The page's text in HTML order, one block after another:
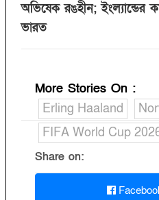
অভিষেক রঙহীন; ইংল্যান্ডের
ভারত
More Stories On :
Erling Haaland
FIFA World Cup
Share on: